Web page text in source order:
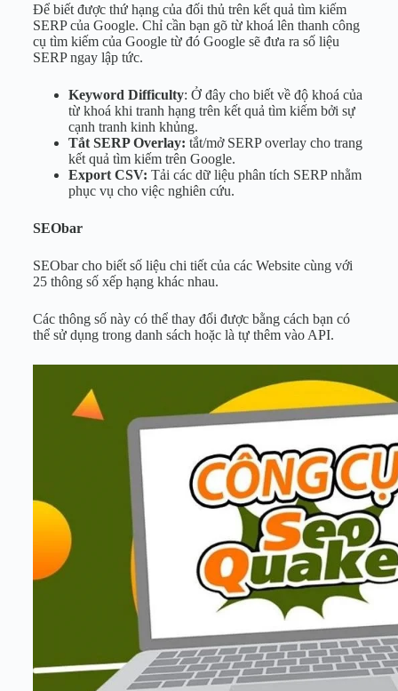
Để biết được thứ hạng của đối thủ trên kết quả tìm kiếm
SERP của Google. Chỉ cần bạn gõ từ khoá lên thanh công
cụ tìm kiếm của Google từ đó Google sẽ đưa ra số liệu
SERP ngay lập tức.
Keyword Difficulty: Ở đây cho biết về độ khoá của
từ khoá khi tranh hạng trên kết quả tìm kiếm bởi sự
cạnh tranh kinh khủng.
Tắt SERP Overlay: tắt/mở SERP overlay cho trang
kết quả tìm kiếm trên Google.
Export CSV: Tải các dữ liệu phân tích SERP nhằm
phục vụ cho việc nghiên cứu.
SEObar
SEObar cho biết số liệu chi tiết của các Website cùng với
25 thông số xếp hạng khác nhau.
Các thông số này có thể thay đổi được bằng cách bạn có
thể sử dụng trong danh sách hoặc là tự thêm vào API.